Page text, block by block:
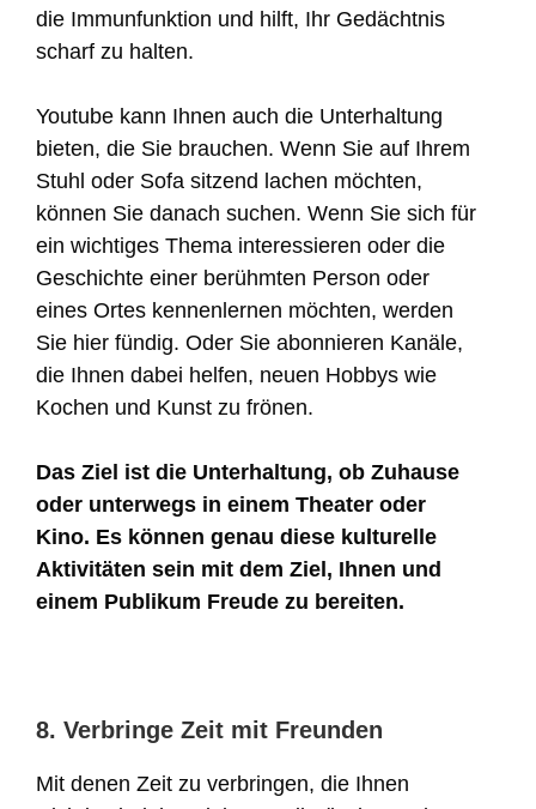
die Immunfunktion und hilft, Ihr Gedächtnis
scharf zu halten.
Youtube kann Ihnen auch die Unterhaltung
bieten, die Sie brauchen. Wenn Sie auf Ihrem
Stuhl oder Sofa sitzend lachen möchten,
können Sie danach suchen. Wenn Sie sich für
ein wichtiges Thema interessieren oder die
Geschichte einer berühmten Person oder
eines Ortes kennenlernen möchten, werden
Sie hier fündig. Oder Sie abonnieren Kanäle,
die Ihnen dabei helfen, neuen Hobbys wie
Kochen und Kunst zu frönen.
Das Ziel ist die Unterhaltung, ob Zuhause
oder unterwegs in einem Theater oder
Kino. Es können genau diese kulturelle
Aktivitäten sein mit dem Ziel, Ihnen und
einem Publikum Freude zu bereiten.
8. Verbringe Zeit mit Freunden
Mit denen Zeit zu verbringen, die Ihnen